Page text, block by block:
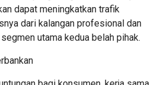
dapat meningkatkan trafik
dari kalangan profesional dan
utama kedua belah pihak.